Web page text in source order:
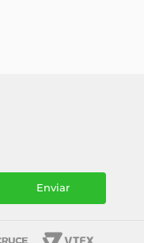
Enviar